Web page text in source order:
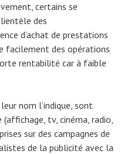
certains se
des
d’achat de prestations
facilement des opérations
rentabilité car à faible
nom l’indique, sont
tv, cinéma, radio,
sur des campagnes de
de la publicité avec la